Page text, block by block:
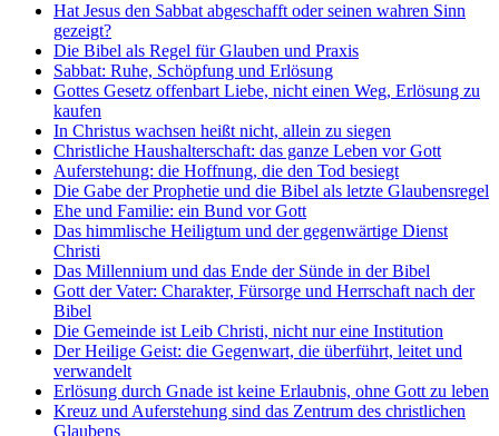
Hat Jesus den Sabbat abgeschafft oder seinen wahren Sinn
gezeigt?
Die Bibel als Regel für Glauben und Praxis
Sabbat: Ruhe, Schöpfung und Erlösung
Gottes Gesetz offenbart Liebe, nicht einen Weg, Erlösung zu
kaufen
In Christus wachsen heißt nicht, allein zu siegen
Christliche Haushalterschaft: das ganze Leben vor Gott
Auferstehung: die Hoffnung, die den Tod besiegt
Die Gabe der Prophetie und die Bibel als letzte Glaubensregel
Ehe und Familie: ein Bund vor Gott
Das himmlische Heiligtum und der gegenwärtige Dienst
Christi
Das Millennium und das Ende der Sünde in der Bibel
Gott der Vater: Charakter, Fürsorge und Herrschaft nach der
Bibel
Die Gemeinde ist Leib Christi, nicht nur eine Institution
Der Heilige Geist: die Gegenwart, die überführt, leitet und
verwandelt
Erlösung durch Gnade ist keine Erlaubnis, ohne Gott zu leben
Kreuz und Auferstehung sind das Zentrum des christlichen
Glaubens